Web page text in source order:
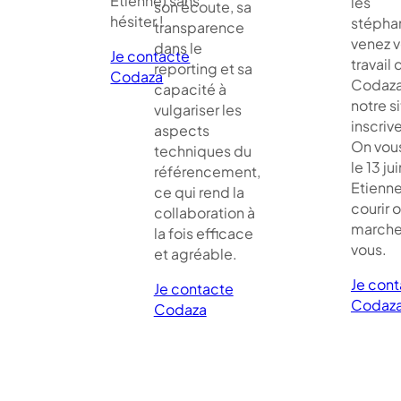
hésiter !
Je contacte
Codaza
son écoute, sa
transparence
dans le
reporting et sa
capacité à
vulgariser les
aspects
techniques du
référencement,
ce qui rend la
collaboration à
la fois efficace
et agréable.
Je contacte
Codaza
venez
travail
notre
On
le 13
courir
vous.
Je